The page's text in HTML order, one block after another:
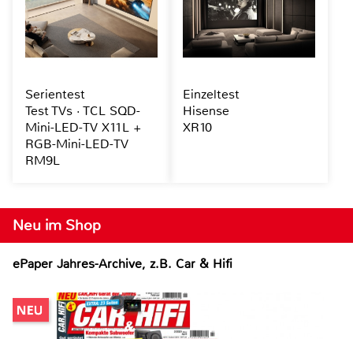
Neu im Shop
ePaper Jahres-Archive, z.B. Car & Hifi
Serientest
Test TVs · TCL SQD-
Mini-LED-TV X11L +
RGB-Mini-LED-TV
RM9L
Einzeltest
Hisense
XR10